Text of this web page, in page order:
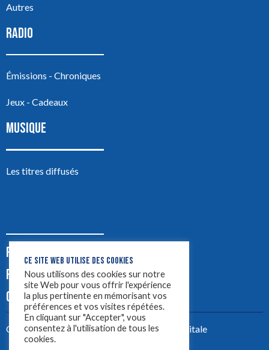
Autres
RADIO
Émissions - Chroniques
Jeux - Cadeaux
MUSIQUE
Les titres diffusés
PODCASTS
PUB
CONTACT
Créez votre site avecYellowtie – Agence Digitale
CE SITE WEB UTILISE DES COOKIES
Nous utilisons des cookies sur notre
site Web pour vous offrir l'expérience
la plus pertinente en mémorisant vos
préférences et vos visites répétées.
En cliquant sur "Accepter", vous
consentez à l'utilisation de tous les
cookies.